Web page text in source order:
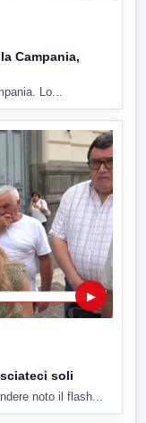
Campania,
Lo...
▶
soli
noto il flash...